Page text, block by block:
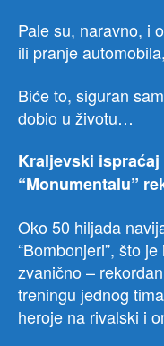
Pale su, naravno, i
ili pranje
Biće to, siguran
dobio u životu…
Kraljevski ispraćaj
“Monumentalu”
Oko 50 hiljada
“Bombonjeri”, što
zvanično –
treningu jednog
heroje na rivalski i